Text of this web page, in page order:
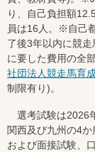
り、自己負担額
員は16人。※自己
了後3年以内に競
に要した費用の全
社団法人競走馬育
制限有り)。
選考試験は2026
関西及び九州の4
および面接試験、